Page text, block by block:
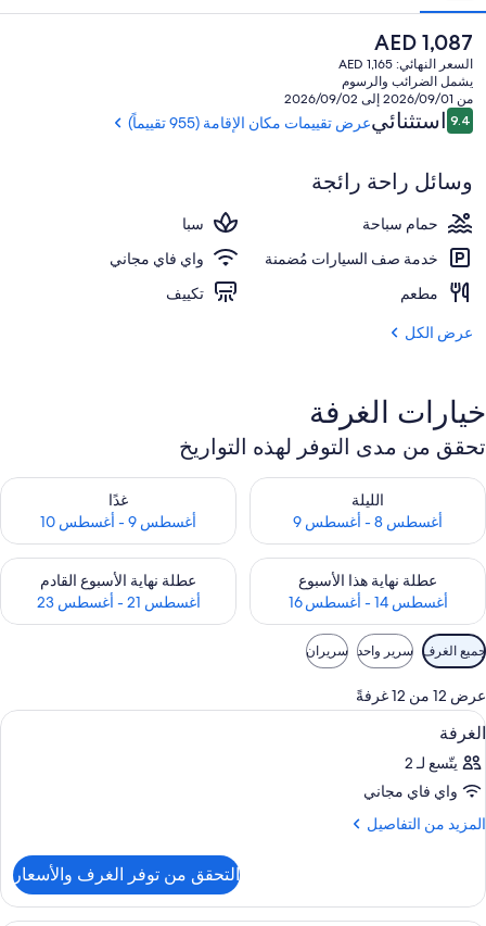
2 من حمّامات السباحة الخارجية، مظلات على حمّام السباحة، مقاعد للتشمس
السعر
الحالي
هو
AED
1,087
AED 1,087
السعر النهائي: AED 1,165
يشمل الضرائب والرسوم
من 2026/09/01 إلى 2026/09/02
التقييمات
9.49.4 من 10استثنائيعرض تقييمات مكان الإقامة (955 تقييماً)
وسائل راحة رائجة
حمام سباحة
سبا
خدمة صف السيارات مُضمنة
واي فاي مجاني
مطعم
تكييف
عرض الكل
خيارات الغرفة
تحقق من مدى التوفر لهذه التواريخ
الليلة
أغسطس 8 - أغسطس 9
تحقق من مدى التوفر لليلة للفترة أغسطس 8 - أغسطس 9
غدًا
أغسطس 9 - أغسطس 10
تحقق من مدى التوفر لغد للفترة أغسطس
عطلة نهاية هذا الأسبوع
أغسطس 14 - أغسطس 16
تحقق من مدى التوفر لعطلة نهاية هذا الأسبوع للفترة أغسطس 14 - أغسطس 16
عطلة نهاية الأسبوع القادم
أغسطس 21 - أغسطس 23
تحقق من مدى التوفر لعطلة نهاية
عوامل
التصفية
المتاحة
للغرف
جميع الغرف سرير واحد سريران
عرض 12 من 12 غرفةً
استعراض
جميع
صور
الغرفة
أغطية فراش متميزة وميني بار وخزنة
5
الغرفة
يتّسع لـ 2
واي فاي مجاني
المزيد من التفاصيل
المزيد
الغرفة
التحقق من توفر الغرف والأسعار